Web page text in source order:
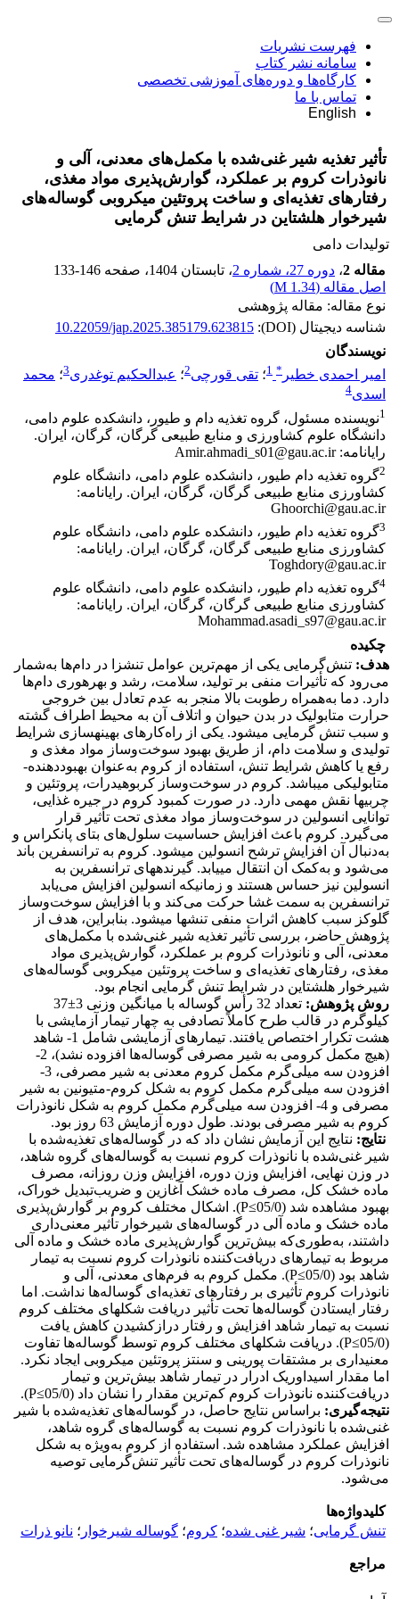
فهرست نشریات
سامانه نشر کتاب
کارگاه‌ها و دوره‌های آموزشی تخصصی
تماس با ما
English
تأثیر تغذیه شیر غنی‌شده با مکمل‌های معدنی، آلی و
نانوذرات کروم بر عملکرد، گوارش‌پذیری مواد مغذی،
رفتارهای تغذیه‌ای و ساخت پروتئین میکروبی گوساله‌های
شیرخوار هلشتاین در شرایط تنش گرمایی
تولیدات دامی
مقاله 2
، دوره 27، شماره 2 ، تابستان 1404 ، صفحه 133-146
اصل مقاله (1.34 M
)
نوع مقاله: مقاله پژوهشی
شناسه دیجیتال (DOI):
10.22059/jap.2025.385179.623815
نویسندگان
امیر احمدی خطیر *
1؛ تقی قورچی2؛ عبدالحکیم توغدری3؛ محمد
اسدی4
1نویسنده مسئول، گروه تغذیه دام و طیور، دانشکده علوم دامی،
دانشگاه علوم کشاورزی و منابع طبیعی گرگان، گرگان، ایران.
رایانامه: Amir.ahmadi_s01@gau.ac.ir
2گروه تغذیه دام طیور، دانشکده علوم دامی، دانشگاه علوم
کشاورزی منابع طبیعی گرگان، گرگان، ایران. رایانامه:
Ghoorchi@gau.ac.ir
3گروه تغذیه دام طیور، دانشکده علوم دامی، دانشگاه علوم
کشاورزی منابع طبیعی گرگان، گرگان، ایران. رایانامه:
Toghdory@gau.ac.ir
4گروه تغذیه دام طیور، دانشکده علوم دامی، دانشگاه علوم
کشاورزی منابع طبیعی گرگان، گرگان، ایران. رایانامه:
Mohammad.asadi_s97@gau.ac.ir
چکیده
هدف: تنش‌گرمایی یکی از مهم‌ترین عوامل تنش­زا در دام‌ها به‌شمار
می‌رود که تأثیرات منفی بر تولید، سلامت، رشد و بهره­وری دام‌ها
دارد. دما به‌همراه رطوبت بالا منجر به عدم تعادل بین خروجی
حرارت متابولیک در بدن حیوان و اتلاف آن به محیط اطراف گشته
و سبب تنش ‌گرمایی می­شود. یکی از راه‌کارهای بهینه­سازی شرایط
تولیدی و سلامت دام، از طریق بهبود سوخت‌وساز مواد مغذی و
رفع یا کاهش شرایط تنش، استفاده از کروم به‌عنوان بهبوددهنده­
متابولیکی می­باشد. کروم در سوخت‌وساز کربوهیدرات، پروتئین و
چربی­ها نقش مهمی دارد. در صورت کمبود کروم در جیره غذایی،
توانایی انسولین در سوخت‌وساز مواد ‌مغذی تحت تأثیر قرار
می‌گیرد. کروم باعث افزایش حساسیت سلول‌های بتای پانکراس و
به‌دنبال آن افزایش ترشح انسولین می­شود. کروم به ترانسفرین باند
می‌شود و به‌کمک آن انتقال می­یابد. گیرنده­های ترانسفرین به
انسولین نیز حساس هستند و زمانی­که انسولین افزایش می‌یابد
ترانسفرین به سمت غشا حرکت می‌کند و با افزایش سوخت‌وساز
گلوکز سبب کاهش اثرات منفی تنش­ها می­شود. بنابراین، هدف از
پژوهش حاضر، بررسی تأثیر تغذیه شیر غنی‌شده با مکمل‌های
معدنی، آلی و نانوذرات کروم بر عملکرد، گوارش‌پذیری مواد
مغذی، رفتارهای تغذیه‌ای و ساخت پروتئین میکروبی گوساله‌های
شیرخوار هلشتاین در شرایط تنش گرمایی انجام بود.
روش پژوهش:
تعداد 32 رأس گوساله با میانگین وزنی 3±37
کیلوگرم در قالب طرح کاملاً تصادفی به چهار تیمار آزمایشی با
هشت تکرار اختصاص یافتند. تیمارهای آزمایشی شامل 1- شاهد
(هیچ مکمل کرومی به شیر مصرفی گوساله‌ها افزوده نشد)، 2-
افزودن سه میلی‌گرم مکمل کروم معدنی به شیر مصرفی، 3-
افزودن سه میلی‌گرم مکمل کروم به شکل کروم-متیونین به شیر
مصرفی و 4- افزودن سه میلی‌گرم مکمل کروم به شکل نانو‌ذرات
کروم به شیر مصرفی بودند. طول دوره آزمایش 63 روز بود.
نتایج: نتایج این آزمایش نشان داد که در گوساله‌های تغذیه‌شده با
شیر غنی‌شده با نانوذرات کروم نسبت به گوساله‌های گروه شاهد،
در وزن نهایی، افزایش وزن دوره، افزایش وزن روزانه، مصرف
ماده‌ خشک کل، مصرف ماده‌ خشک آغازین و ضریب‌تبدیل خوراک،
بهبود مشاهده شد (05/0≥P). اشکال مختلف کروم بر گوارش‌پذیری
ماده‌ خشک و ماده‌ آلی در گوساله‌های شیرخوار تأثیر معنی‌داری
داشتند، به‌طوری‌که بیش‌ترین گوارش‌پذیری ماده ‌خشک و ماده ‌آلی
مربوط به تیمارهای دریافت‌کننده نانو‌ذرات کروم نسبت به تیمار
شاهد بود (05/0≥P). مکمل کروم به فرم‌های معدنی، آلی و
نانو‌ذرات کروم تأثیری بر رفتارهای تغذیه‌ای گوساله‌ها نداشت. اما
رفتار ایستادن گوساله‌ها تحت تأثیر دریافت شکل­های مختلف کروم
نسبت به تیمار شاهد افزایش و رفتار درازکشیدن کاهش یافت
(05/0≥P). دریافت شکل­های مختلف کروم توسط گوساله‌ها تفاوت
معنی­داری بر مشتقات ‌پورینی و سنتز پروتئین میکروبی ایجاد نکرد.
اما مقدار اسید‌اوریک ادرار در تیمار شاهد بیش‌ترین و تیمار
دریافت‌کننده نانو‌ذرات کروم کم‌ترین مقدار را نشان داد (05/0≥P).
نتیجه‌گیری: براساس نتایج حاصل، در گوساله‌های تغذیه‌شده با شیر
غنی‌شده با نانوذرات کروم نسبت به گوساله‌های گروه شاهد،
افزایش عملکرد مشاهده شد. استفاده از کروم به‌ویژه به شکل‌
نانوذرات کروم در گوساله‌های تحت تأثیر تنش‌گرمایی توصیه
می‌شود.
کلیدواژه‌ها
تنش گرمایی؛ شیر غنی شده؛ کروم؛ گوساله شیرخوار ؛ نانو ذرات
مراجع